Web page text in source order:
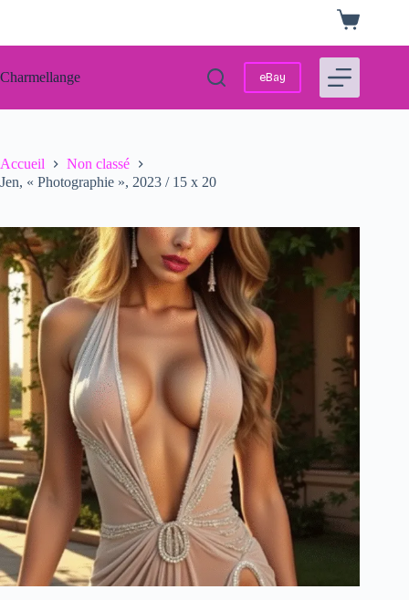
Panier
d’achat
Charmellange eBay
Accueil
Non classé
Jen, « Photographie », 2023 / 15 x 20